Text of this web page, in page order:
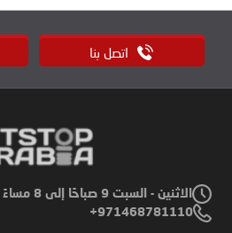
اتصل بنا
الاثنين - السبت 9 صباحًا إلى 8 مساءً | الأحد 9 صباحًا إلى 6 مساءً
971468781110+